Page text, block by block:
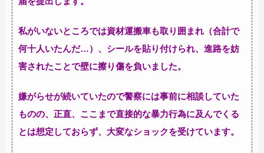
私がいないところでは資材運搬車も取り囲まれ（合計で
何十人いたんだ…）、シールを貼り付けられ、進路を妨
害されたことで壁に擦り傷を負いました。
嫌がらせが続いていたので警察には事前に相談していた
ものの、正直、ここまで直接的な暴力行為に及んでくる
とは想定しておらず、大変なショックを受けています。